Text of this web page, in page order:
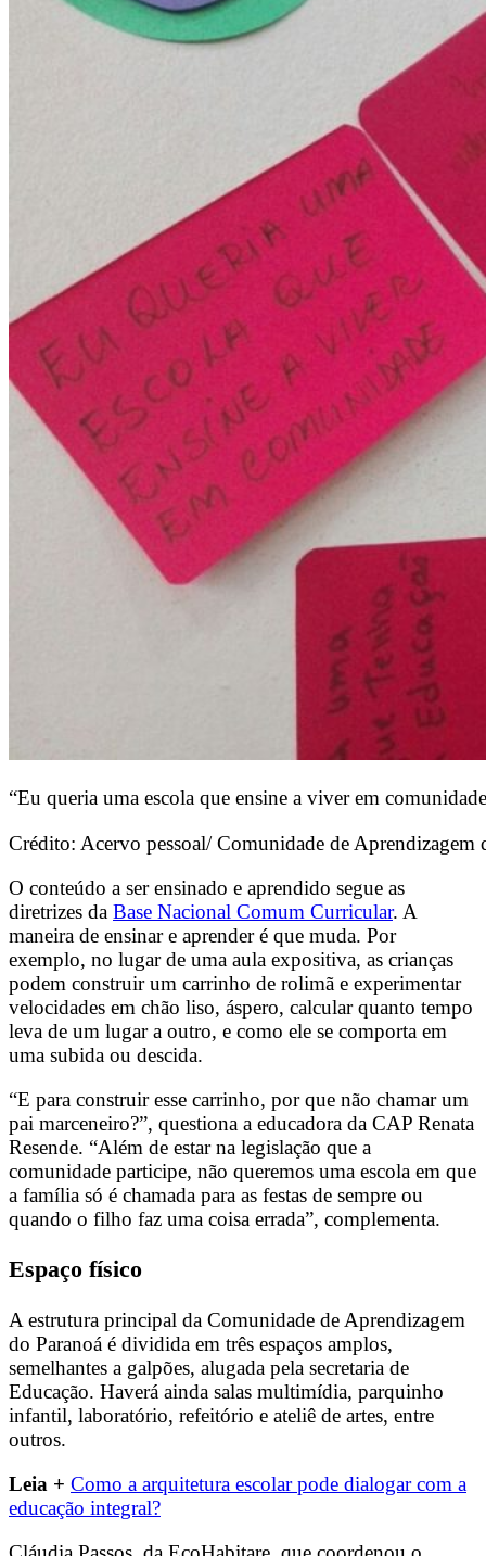
“Eu queria uma escola que ensine a viver em
Crédito: Acervo pessoal/ Comunidade de Aprendizagem
O conteúdo a ser ensinado e aprendido segue as
diretrizes da Base Nacional Comum Curricular. A
maneira de ensinar e aprender é que muda. Por
exemplo, no lugar de uma aula expositiva, as crianças
podem construir um carrinho de rolimã e experimentar
velocidades em chão liso, áspero, calcular quanto tempo
leva de um lugar a outro, e como ele se comporta em
uma subida ou descida.
“E para construir esse carrinho, por que não chamar um
pai marceneiro?”, questiona a educadora da CAP Renata
Resende. “Além de estar na legislação que a
comunidade participe, não queremos uma escola em que
a família só é chamada para as festas de sempre ou
quando o filho faz uma coisa errada”, complementa.
Espaço físico
A estrutura principal da Comunidade de Aprendizagem
do Paranoá é dividida em três espaços amplos,
semelhantes a galpões, alugada pela secretaria de
Educação. Haverá ainda salas multimídia, parquinho
infantil, laboratório, refeitório e ateliê de artes, entre
outros.
Leia + Como a arquitetura escolar pode dialogar com a
educação integral?